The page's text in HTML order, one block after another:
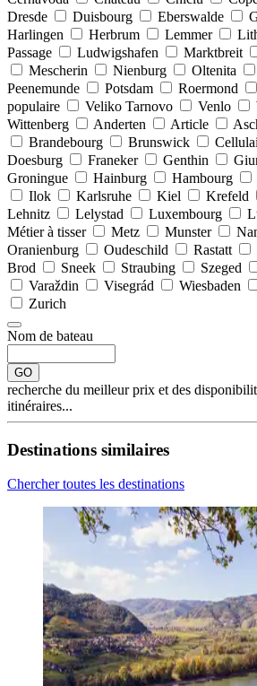
Dresde
Duisbourg Eberswalde
Harlingen
Herbrum Lemmer
Passage
Ludwigshafen Marktbreit
Mescherin
Nienburg Oltenita
Peenemunde
Potsdam Roermond
populaire
Veliko Tarnovo Venlo
Wittenberg
Anderten Article
Brandebourg
Brunswick
Doesburg
Franeker Genthin
Groningue
Hainburg Hambourg
Ilok
Karlsruhe Kiel Krefeld
Lehnitz
Lelystad Luxembourg
Métier à tisser
Metz Munster
Oranienburg
Oudeschild Rastatt
Brod
Sneek Straubing Szeged
Varaždin
Visegrád Wiesbaden
Zurich
Nom de bateau
GO
recherche du meilleur prix et des
itinéraires...
Destinations similaires
Chercher toutes les destinations